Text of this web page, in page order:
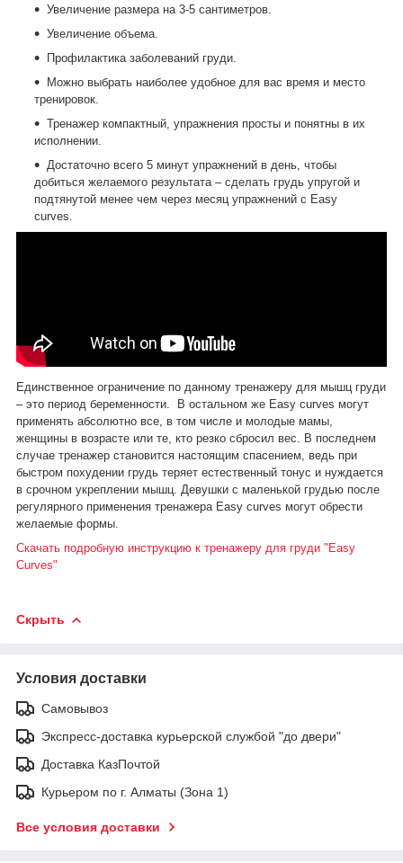
Увеличение размера на 3-5 сантиметров.
Увеличение объема.
Профилактика заболеваний груди.
Можно выбрать наиболее удобное для вас время и место
тренировок.
Тренажер компактный, упражнения просты и понятны в их
исполнении.
Достаточно всего 5 минут упражнений в день, чтобы
добиться желаемого результата – сделать грудь упругой и
подтянутой менее чем через месяц упражнений с Еasy
curves.
Единственное ограничение по данному тренажеру для мышц груди
– это период беременности. В остальном же Еasy curves могут
применять абсолютно все, в том числе и молодые мамы,
женщины в возрасте или те, кто резко сбросил вес. В последнем
случае тренажер становится настоящим спасением, ведь при
быстром похудении грудь теряет естественный тонус и нуждается
в срочном укреплении мышц. Девушки с маленькой грудью после
регулярного применения тренажера Еasy curves могут обрести
желаемые формы.
Скачать подробную инструкцию к тренажеру для груди "Easy
Curves"
Скрыть
Условия доставки
Самовывоз
Экспресс-доставка курьерской службой "до двери"
Доставка КазПочтой
Курьером по г. Алматы (Зона 1)
Все условия доставки